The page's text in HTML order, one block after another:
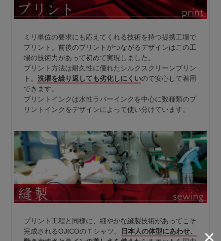
ミリ単位の要求にも応えてくれる技術を持つ提携工場で
プリント。前後のプリントがつながるデザインはこの工
場の技術力があって初めて実現しました。
プリント方法は耐久性に優れたシルクスクリーンプリン
ト。 洗濯を繰り返しても劣化しにくいので安心して着用
できます。
プリントインクは水性ラバーインクを中心に数種類のプ
リントインクをデザインによって使い分けています。
プリント工程と同様に、細やかな縫製技術があってこそ
完成されるOJICOのＴシャツ。
日本人の体型にあわせ、